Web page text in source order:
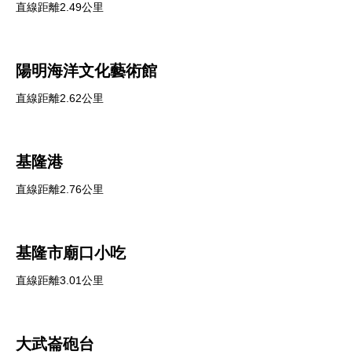
直線距離2.49公里
陽明海洋文化藝術館
直線距離2.62公里
基隆港
直線距離2.76公里
基隆市廟口小吃
直線距離3.01公里
大武崙砲台